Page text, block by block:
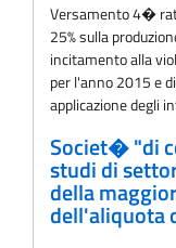
Versamento 4�
25% sulla
incitamento alla
per l'anno 2015 e
applicazione degli
Societ� "di
studi di
della
dell'aliquota